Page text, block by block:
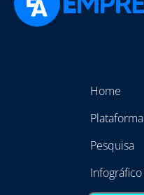
Home
Plataforma
Pesquisa
Infográfico